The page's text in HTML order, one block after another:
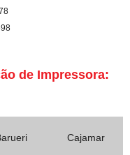
de Impressora:
Cajamar